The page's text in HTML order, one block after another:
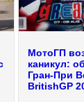
МотоГП
каникул:
Гран-При
BritishGP